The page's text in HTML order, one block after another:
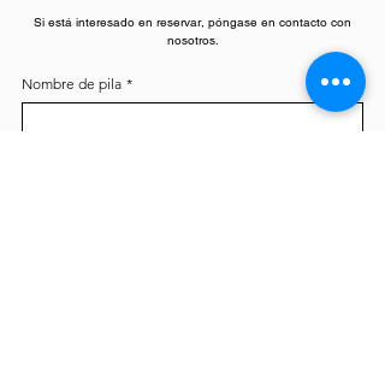
Si está interesado en reservar, póngase en contacto con
nosotros.
Nombre de pila *